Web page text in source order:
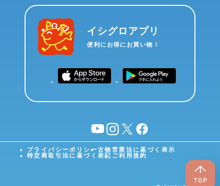
イシグロアプリ
便利にお得にお買い物！
YouTubeinstagram
X facebook
プライバシーポリシー古物営業法に基づく表示
特定商取引法に基づく表記 ご利用規約